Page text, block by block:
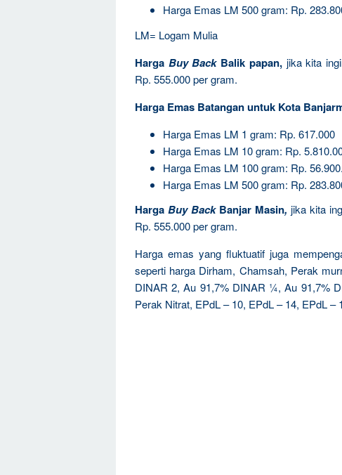
Harga Emas LM 500 gram: Rp.
LM= Logam Mulia
Harga Buy Back Balik papan, jika kita
Rp. 555.000 per gram.
Harga Emas Batangan untuk Kota
Harga Emas LM 1 gram: Rp. 617.000
Harga Emas LM 10 gram: Rp.
Harga Emas LM 100 gram: Rp.
Harga Emas LM 500 gram: Rp.
Harga Buy Back Banjar Masin, jika kita
Rp. 555.000 per gram.
Harga emas yang fluktuatif juga
seperti harga Dirham, Chamsah, Perak
DINAR 2, Au 91,7% DINAR ¼, Au 91,7%
Perak Nitrat, EPdL – 10, EPdL – 14, EPdL –